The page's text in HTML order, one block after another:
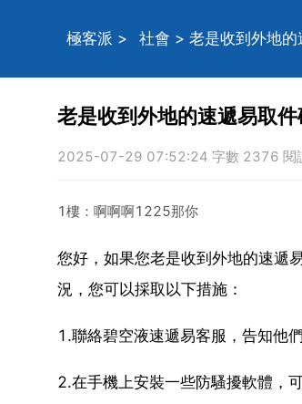
極客派 > 社會 > 老是收到外地
老是收到外地的速遞易取
2025-07-29 07:52:24 字數 2376 閱
1樓：啊啊啊1225那你
您好，如果您老是收到外地的速遞
況，您可以採取以下措施：
1.聯絡碧空液速遞易客服，告知他
2.在手機上安裝一些防騷擾軟體，